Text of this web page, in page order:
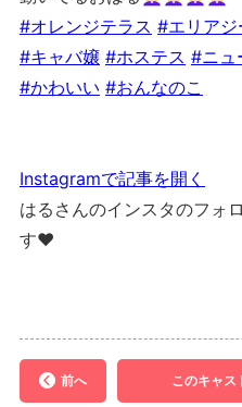
#オレンジテラス #エリアジ
#キャバ嬢 #ホステス #ニュ
#かわいい #おんなのこ
Instagramで記事を開く
はるさんのインスタのフォ
す❤︎
前へ このキャス